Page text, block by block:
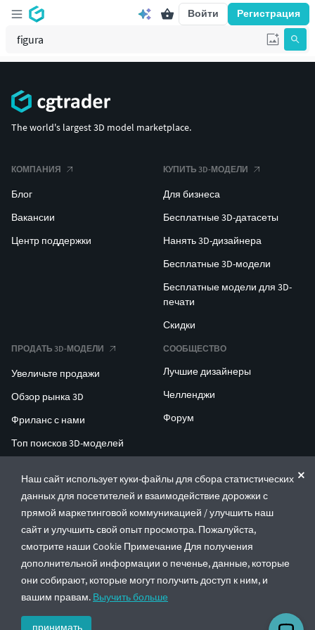
Войти Регистрация
Наш сайт использует куки-файлы для сбора статистических
данных для посетителей и взаимодействие дорожки с
прямой маркетинговой коммуникацией / улучшить наш
сайт и улучшить свой опыт просмотра. Пожалуйста,
смотрите наши Cookie Примечание Для получения
дополнительной информации о печенье, данные, которые
они собирают, которые могут получить доступ к ним, и
вашим правам. Выучить больше
принимать
The world's largest 3D model marketplace.
КОМПАНИЯ
Блог
Вакансии
Центр поддержки
КУПИТЬ 3D-МОДЕЛИ
Для бизнеса
Бесплатные 3D-датасеты
Нанять 3D-дизайнера
Бесплатные 3D-модели
Бесплатные модели для 3D-
печати
Скидки
ПРОДАТЬ 3D-МОДЕЛИ
Увеличьте продажи
Обзор рынка 3D
Фриланс с нами
Топ поисков 3D-моделей
СООБЩЕСТВО
Лучшие дизайнеры
Челленджи
Форум
ENTERPRISE 3D AT SCALE
© CGTrader 2011-2026
UAB CGTrader, Antakalnio st. 17, Vilnius, Lithuania
Правила и условияПолитика конфиденциальности
🇷🇺 Русский